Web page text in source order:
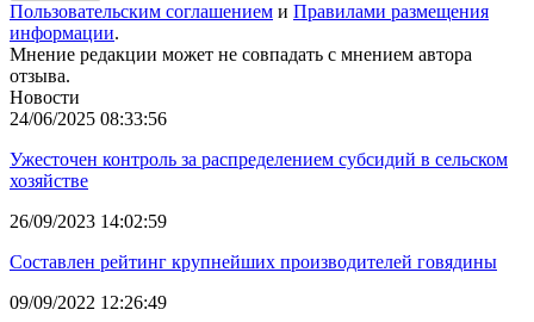
Пользовательским соглашением и Правилами размещения
информации.
Мнение редакции может не совпадать с мнением автора
отзыва.
Новости
24/06/2025 08:33:56
Ужесточен контроль за распределением субсидий в сельском
хозяйстве
26/09/2023 14:02:59
Составлен рейтинг крупнейших производителей говядины
09/09/2022 12:26:49